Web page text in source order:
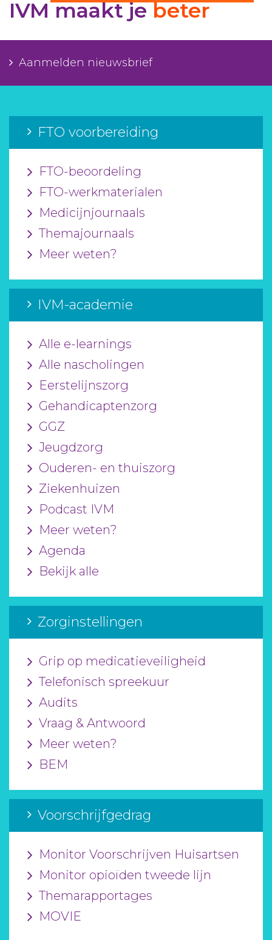
Aanmelden nieuwsbrief
IVM maakt jebeter
Aanmelden nieuwsbrief
FTO voorbereiding
FTO-beoordeling
FTO-werkmaterialen
Medicijnjournaals
Themajournaals
Meer weten?
IVM-academie
Alle e-learnings
Alle nascholingen
Eerstelijnszorg
Gehandicaptenzorg
GGZ
Jeugdzorg
Ouderen- en thuiszorg
Ziekenhuizen
Podcast IVM
Meer weten?
Agenda
Bekijk alle
Zorginstellingen
Grip op medicatieveiligheid
Telefonisch spreekuur
Audits
Vraag & Antwoord
Meer weten?
BEM
Voorschrijfgedrag
Monitor Voorschrijven Huisartsen
Monitor opioïden tweede lijn
Themarapportages
MOVIE